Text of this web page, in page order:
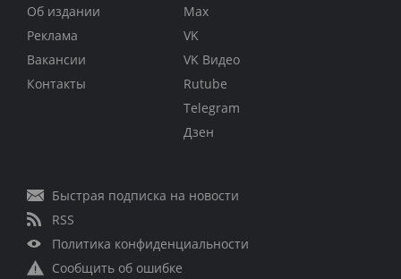
Об издании
Реклама
Вакансии
Контакты
Max
VK
VK Видео
Rutube
Telegram
Дзен
Быстрая подписка на новости
RSS
Политика конфиденциальности
Сообщить об ошибке